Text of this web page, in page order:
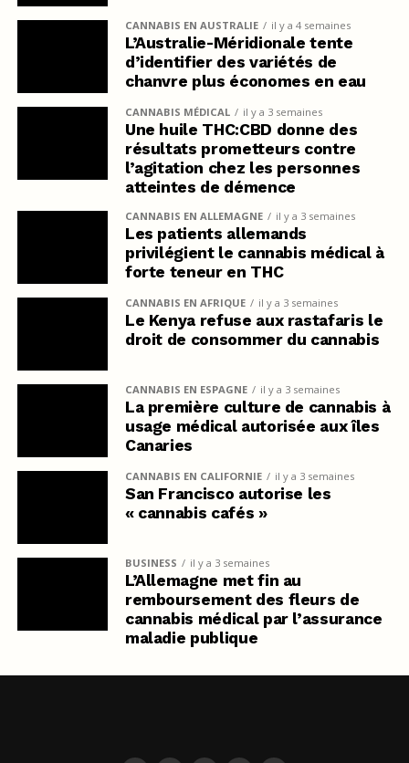
CANNABIS EN AUSTRALIE il y a 4 semaines
L’Australie-Méridionale tente
d’identifier des variétés de
chanvre plus économes en eau
CANNABIS MÉDICAL il y a 3 semaines
Une huile THC:CBD donne des
résultats prometteurs contre
l’agitation chez les personnes
atteintes de démence
CANNABIS EN ALLEMAGNE il y a 3 semaines
Les patients allemands
privilégient le cannabis médical à
forte teneur en THC
CANNABIS EN AFRIQUE il y a 3 semaines
Le Kenya refuse aux rastafaris le
droit de consommer du cannabis
CANNABIS EN ESPAGNE il y a 3 semaines
La première culture de cannabis à
usage médical autorisée aux îles
Canaries
CANNABIS EN CALIFORNIE il y a 3 semaines
San Francisco autorise les
« cannabis cafés »
BUSINESS il y a 3 semaines
L’Allemagne met fin au
remboursement des fleurs de
cannabis médical par l’assurance
maladie publique